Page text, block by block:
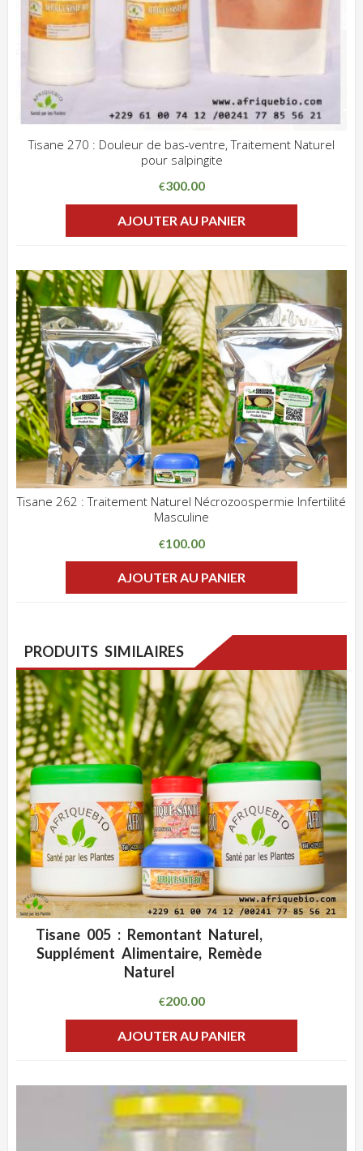
Tisane 270 : Douleur de bas-ventre, Traitement Naturel
pour salpingite
€300.00
AJOUTER AU PANIER
Tisane 262 : Traitement Naturel Nécrozoospermie Infertilité
Masculine
€100.00
AJOUTER AU PANIER
PRODUITS SIMILAIRES
CLIQUEZ POUR VOIR
ADD WISHLIST
Tisane 005 : Remontant Naturel,
Supplément Alimentaire, Remède
Naturel
€200.00
AJOUTER AU PANIER